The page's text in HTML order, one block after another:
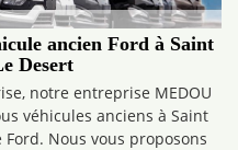
ancien Ford à Saint
Desert
notre entreprise MEDOU
véhicules anciens à Saint
Nous vous proposons